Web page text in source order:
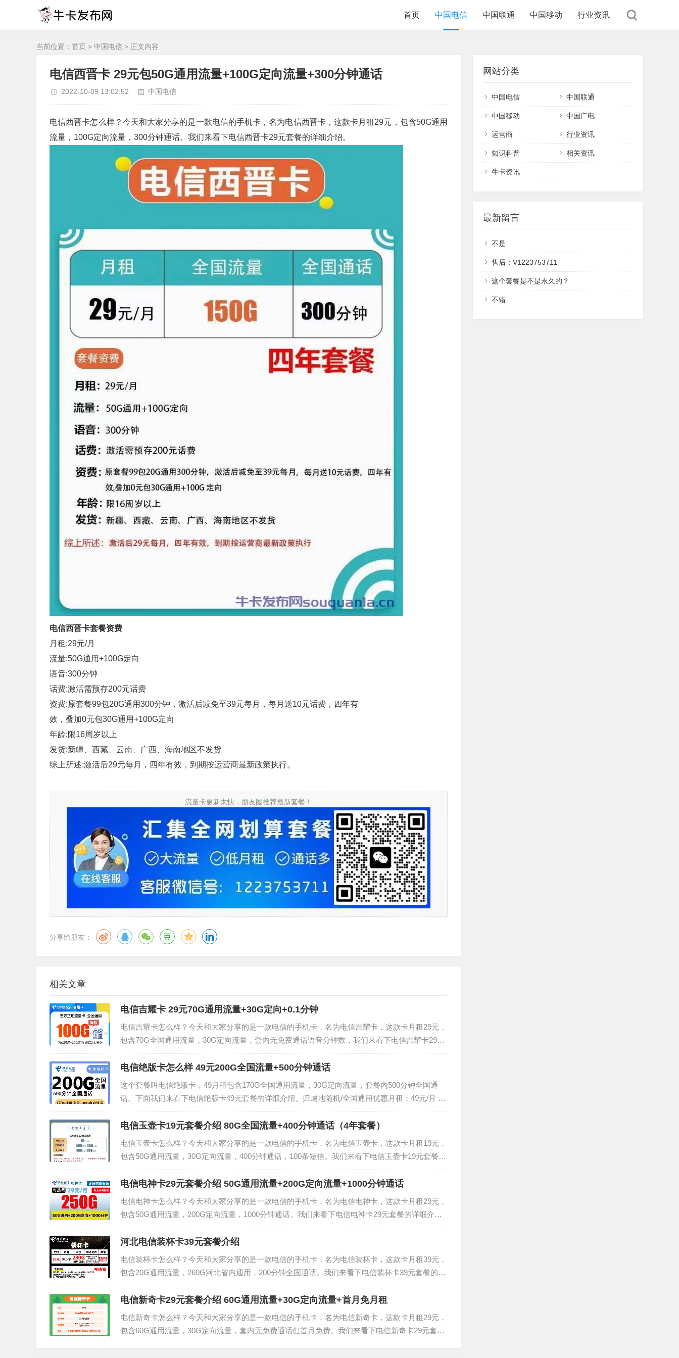
首页 中国电信 中国联通 中国移动 行业资讯
当前位置： 首页 > 中国电信 > 正文内容
电信西晋卡 29元包50G通用流量+100G定向流量+300分钟通话
2022-10-09 13:02:52 中国电信
电信西晋卡怎么样？今天和大家分享的是一款电信的手机卡，名为电信西晋卡，这款卡月租29元，包含50G通用
流量，100G定向流量，300分钟通话。我们来看下电信西晋卡29元套餐的详细介绍。
电信西晋卡套餐资费
月租:29元/月
流量:50G通用+100G定向
语音:300分钟
话费:激活需预存200元话费
资费:原套餐99包20G通用300分钟，激活后减免至39元每月，每月送10元话费，四年有
效，叠加0元包30G通用+100G定向
年龄:限16周岁以上
发货:新疆、西藏、云南、广西、海南地区不发货
综上所述:激活后29元每月，四年有效，到期按运营商最新政策执行。
流量卡更新太快，朋友圈推荐最新套餐！
分享给朋友：
相关文章
电信吉耀卡 29元70G通用流量+30G定向+0.1分钟
电信吉耀卡怎么样？今天和大家分享的是一款电信的手机卡，名为电信吉耀卡，这款卡月租29元，
包含70G全国通用流量，30G定向流量，套内无免费通话语音分钟数，我们来看下电信吉耀卡29元
套餐的详细介绍。优惠月租：29元/月租 国内流量：100G（70G全国通用+30G定向）国内通话：0.
1/分钟 电信吉耀...
电信绝版卡怎么样 49元200G全国流量+500分钟通话
这个套餐叫电信绝版卡，49月租包含170G全国通用流量，30G定向流量，套餐内500分钟全国通
话。下面我们来看下电信绝版卡49元套餐的详细介绍。归属地随机/全国通用优惠月租：49元/月 国
内流量：200G全国高速流量（170G通用+30G定向）国内通话：500分钟全国通话首月赠送：送60
元话费 ①1...
电信玉壶卡19元套餐介绍 80G全国流量+400分钟通话（4年套餐）
电信玉壶卡怎么样？今天和大家分享的是一款电信的手机卡，名为电信玉壶卡，这款卡月租19元，
包含50G通用流量，30G定向流量，400分钟通话，100条短信。我们来看下电信玉壶卡19元套餐的
详细介绍。优惠月租：19元/月 国内流量：50G通用+30G定向 全国通话：400分钟+100条短信 电
信玉壶卡话...
电信电神卡29元套餐介绍 50G通用流量+200G定向流量+1000分钟通话
电信电神卡怎么样？今天和大家分享的是一款电信的手机卡，名为电信电神卡，这款卡月租29元，
包含50G通用流量，200G定向流量，1000分钟通话。我们来看下电信电神卡29元套餐的详细介
绍。电信电神卡套餐介绍50G全国通用+200G定向，1000分钟全国通话，第二个月49返20下来29，
返费一年一续约。...
河北电信装杯卡39元套餐介绍
电信装杯卡怎么样？今天和大家分享的是一款电信的手机卡，名为电信装杯卡，这款卡月租39元，
包含20G通用流量，260G河北省内通用，200分钟全国通话。我们来看下电信装杯卡39元套餐的详
细介绍。电信装杯卡资费介绍月租：39元语音：200分钟全国通话流量：280G（20G全国通用流量
+260G河北省内通...
电信新奇卡29元套餐介绍 60G通用流量+30G定向流量+首月免月租
电信新奇卡怎么样？今天和大家分享的是一款电信的手机卡，名为电信新奇卡，这款卡月租29元，
包含60G通用流量，30G定向流量，套内无免费通话但首月免费。我们来看下电信新奇卡29元套餐
网站分类
中国电信 中国联通
中国移动 中国广电
运营商 行业资讯
知识科普 相关资讯
牛卡资讯
最新留言
不是
售后：V1223753711
这个套餐是不是永久的？
不错